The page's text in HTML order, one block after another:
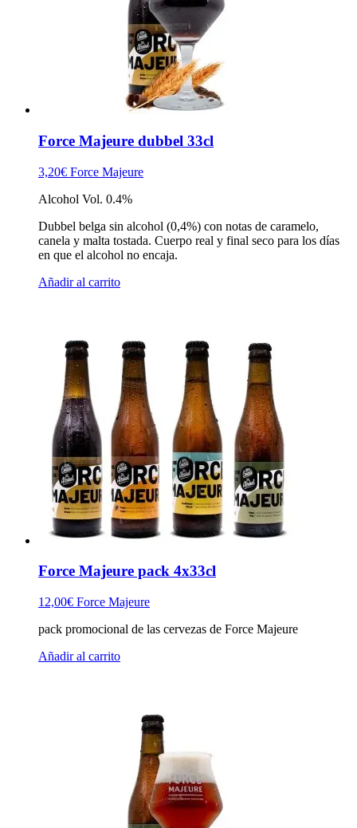
Force Majeure dubbel 33cl
3,20€ Force Majeure
Alcohol Vol. 0.4%
Dubbel belga sin alcohol (0,4%) con notas de caramelo,
canela y malta tostada. Cuerpo real y final seco para los días
en que el alcohol no encaja.
Añadir al carrito
Force Majeure pack 4x33cl
12,00€ Force Majeure
pack promocional de las cervezas de Force Majeure
Añadir al carrito